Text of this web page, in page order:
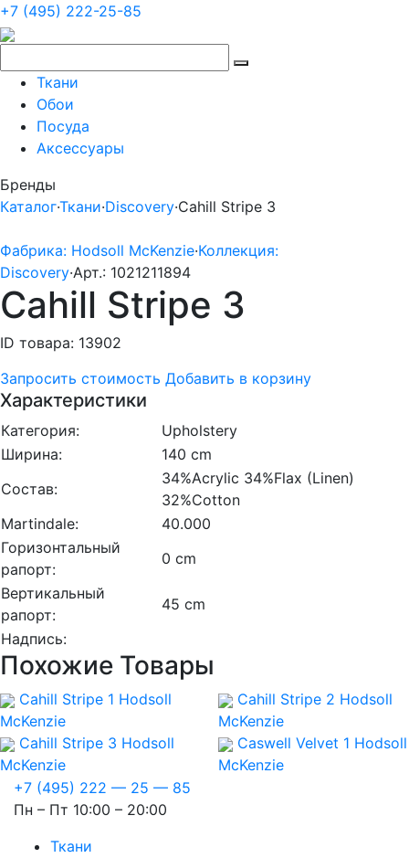
+7 (495) 222-25-85
Ткани
Обои
Посуда
Аксессуары
Бренды
Каталог·Ткани·Discovery·Cahill Stripe 3
Фабрика: Hodsoll McKenzie·Коллекция:
Discovery·Арт.: 1021211894
Cahill Stripe 3
ID товара: 13902
Запросить стоимость Добавить в корзину
Характеристики
Категория:
Upholstery
Ширина:
140 cm
Состав:
34%Acrylic 34%Flax (Linen)
32%Cotton
Martindale:
40.000
Горизонтальный
рапорт:
0 cm
Вертикальный
рапорт:
45 cm
Надпись:
Похожие Товары
Cahill Stripe 1 Hodsoll
McKenzie
Cahill Stripe 2 Hodsoll
McKenzie
Cahill Stripe 3 Hodsoll
McKenzie
Caswell Velvet 1 Hodsoll
McKenzie
+7 (495) 222 — 25 — 85
Пн – Пт 10:00 – 20:00
Ткани